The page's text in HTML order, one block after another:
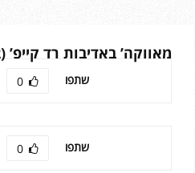
מאווקה’ באדיבות רד קייפ’ (2)
שתפו 0
שתפו 0